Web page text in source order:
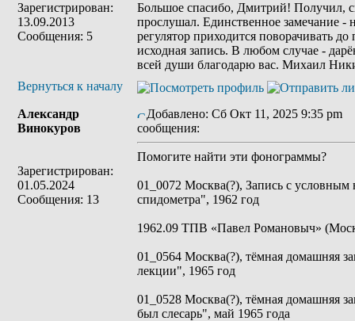
Зарегистрирован:
13.09.2013
Сообщения: 5
Большое спасибо, Дмитрий! Получил,
прослушал. Единственное замечание -
регулятор приходится поворачивать
исходная запись. В любом случае -
всей души благодарю вас. Михаил
Вернуться к началу
Александр
Винокуров
Зарегистрирован:
01.05.2024
Сообщения: 13
Добавлено: Сб Окт 11, 2025 9:35 pm
сообщения:
Помогите найти эти фонограммы?
01_0072 Москва(?), Запись с условным
спидометра", 1962 год
1962.09 ТПВ «Павел Романовыч»
01_0564 Москва(?), тёмная домашняя
лекции", 1965 год
01_0528 Москва(?), тёмная домашняя
был слесарь", май 1965 года